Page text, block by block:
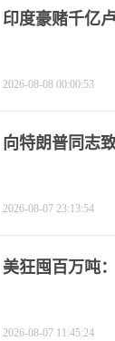
印度豪赌千亿
2026-08-08 00:00:53
向特朗普同志
2026-08-07 23:13:54
美狂囤百万吨
2026-08-07 11:45:24